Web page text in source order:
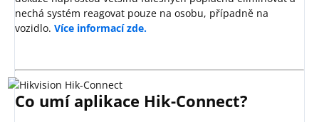
nechá systém reagovat pouze na osobu, případně na
vozidlo. Více informací zde.
Co umí aplikace Hik-Connect?